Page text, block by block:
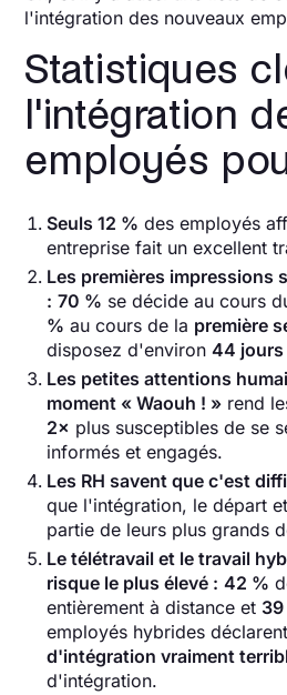
l'intégration des nouveaux
Statistiques
l'intégration
employés
Seuls 12 % des employés
entreprise fait un excellent
Les premières impressions
: 70 % se décide au cours
% au cours de la première
disposez d'environ44 jours
Les petites attentions
moment « Waouh ! » rend
2× plus susceptibles de se
informés et engagés.
Les RH savent que c'est
que l'intégration, le départ
partie de leurs plus grands
Le télétravail et le travail
risque le plus élevé : 42 %
entièrement à distance et
employés hybrides
d'intégration vraiment
d'intégration.